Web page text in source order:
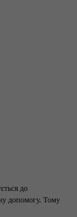
до
допомогу. Тому